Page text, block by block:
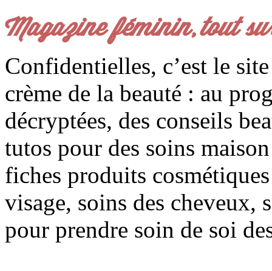
Magazine féminin, tout
Confidentielles, c’est le
crème de la beauté : au
décryptées, des conseils
tutos pour des soins
fiches produits
visage, soins des cheveux,
pour prendre soin de soi